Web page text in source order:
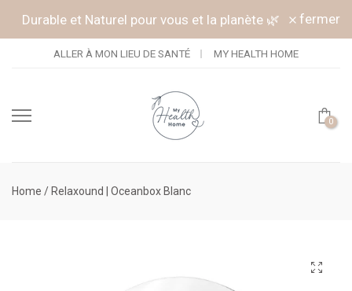
Durable et Naturel pour vous et la planète 🌿 fermer
ALLER À MON LIEU DE SANTÉ MY HEALTH HOME
0
Home / Relaxound | Oceanbox Blanc
Cliquez